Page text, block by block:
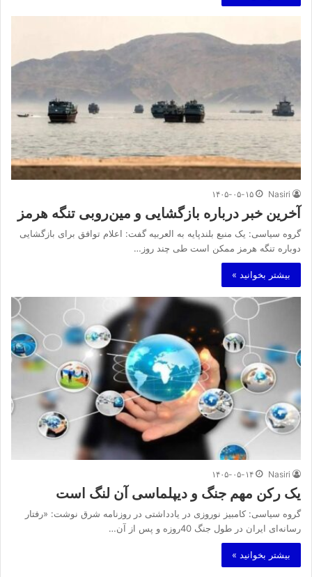
Nasiri ۱۴۰۵-۰۵-۱۵
آخرین خبر درباره بازگشایی و مین‌روبی تنگه هرمز
گروه سیاسی: یک منبع بلندپایه به العربیه گفت: اعلام توافق برای بازگشایی
دوباره تنگه هرمز ممکن است طی چند روز…
بیشتر بخوانید »
Nasiri ۱۴۰۵-۰۵-۱۴
یک رکن مهم جنگ و دیپلماسی آن لنگ است
گروه سیاسی: کامبیز نوروزی در یادداشتی در روزنامه شرق نوشت: «رفتار
رسانه‌ای ایران در طول جنگ 40روزه و پس از آن…
بیشتر بخوانید »